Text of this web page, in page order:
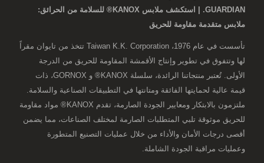
GUARDIAN. | استكشف ملابس KANOX® للسلامة من الحرائق:
ملابس متقدمة مقاومة للحريق
تأسست في عام 1976، Taiwan K.K. Corporation تتخذ من تايوان مقراً
لها وتتفوق في تطوير وإنتاج الأقمشة المقاومة للحريق من الدرجة
الأولى. تُعتبر منتجاتنا الرائدة، سلسلة KANOX® و GORNOX، ذات
قيمة عالية لحمايتها الفائقة ومتانتها في التطبيقات الصناعية والسلامة.
ملتزمون بالابتكار ومعايير الجودة الصارمة، تقدم KANOX® مواد مقاومة
للحريق موثوقة تلبي المتطلبات الصارمة لمختلف الصناعات، مما يضمن
أقصى درجات الأمان والأداء من خلال عمليات التصنيع المتطورة
وعمليات مراقبة الجودة الشاملة.